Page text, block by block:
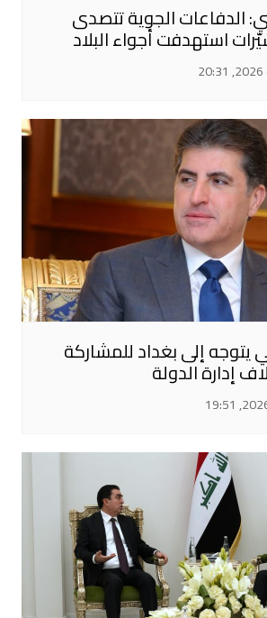
الدفاعات الجوية تتصدى
استهدفت أجواء البلاد
يتوجه إلى بغداد للمشاركة
إدارة الدولة